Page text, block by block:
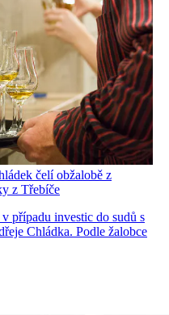
čelí obžalobě z
z Třebíče
případu investic do sudů s
Chládka. Podle žalobce